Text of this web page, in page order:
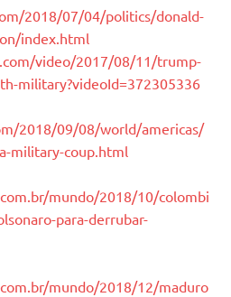
2018/07/04/politics/donald-
index.html
video/2017/08/11/trump-
military?videoId=372305336
2018/09/08/world/americas/
military-coup.html
mundo/2018/10/colombi
para-derrubar-
mundo/2018/12/maduro